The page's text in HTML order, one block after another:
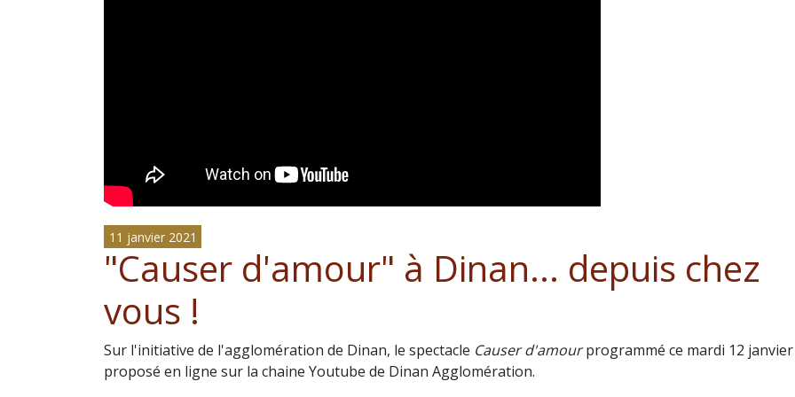
11 janvier 2021
"Causer d'amour" à Dinan... depuis chez
vous !
Sur l'initiative de l'agglomération de Dinan, le spectacle Causer d'amourprogrammé ce mardi 12
proposé en ligne sur la chaine Youtube de Dinan Agglomération.